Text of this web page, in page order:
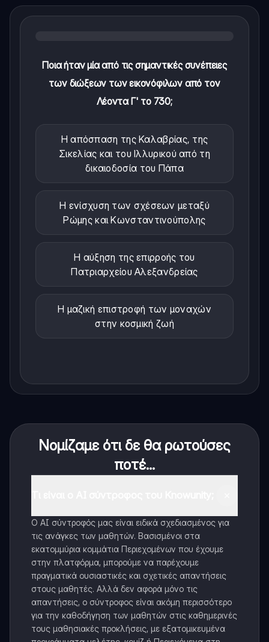
Ποια ήταν μία από τις σημαντικές συνέπειες
των διώξεων των εικονόφιλων από τον
Λέοντα Γ' το 730;
Η απόσπαση της Καλαβρίας, της
Σικελίας και του Ιλλυρικού από τη
δικαιοδοσία του Πάπα
Η ενίσχυση των σχέσεων μεταξύ
Ρώμης και Κωνσταντινούπολης
Η αύξηση της επιρροής του
Πατριαρχείου Αλεξανδρείας
Η μαζική επιστροφή των μοναχών
στην κοσμική ζωή
Νομίζαμε ότι δε θα ρωτούσες
ποτέ...
Ο AI σύντροφός μας είναι ειδικά σχεδιασμένος για
τις ανάγκες των μαθητών. Βασισμένοι στα
εκατομμύρια κομμάτια Περιεχομένων που έχουμε
στην πλατφόρμα, μπορούμε να παρέχουμε
πραγματικά ουσιαστικές και σχετικές απαντήσεις
στους μαθητές. Αλλά δεν αφορά μόνο τις
απαντήσεις, ο σύντροφος είναι ακόμη περισσότερο
για την καθοδήγηση των μαθητών στις καθημερινές
τους μαθησιακές προκλήσεις, με εξατομικευμένα